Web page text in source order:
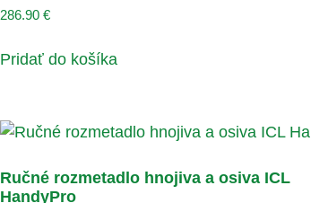
286.90 €
Pridať do košíka
Ručné rozmetadlo hnojiva a osiva ICL
HandyPro